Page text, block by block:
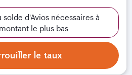
solde d'Avios nécessaires à
le plus bas
le taux